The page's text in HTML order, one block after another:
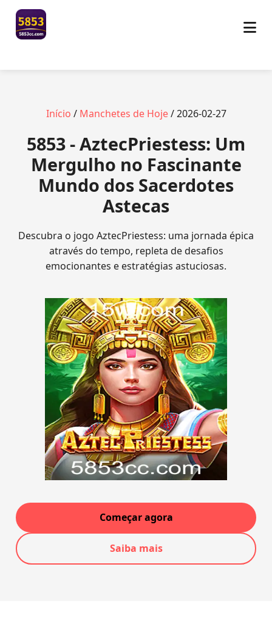
Início / Manchetes de Hoje/ 2026-02-27
5853 - AztecPriestess: Um
Mergulho no Fascinante
Mundo dos Sacerdotes
Astecas
Descubra o jogo AztecPriestess: uma jornada épica
através do tempo, repleta de desafios
emocionantes e estratégias astuciosas.
Começar agora
Saiba mais